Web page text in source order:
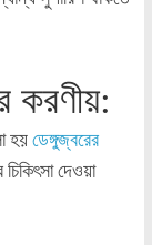
করণীয়:
হয়ডেঙ্গুজ্বরের
দেওয়া